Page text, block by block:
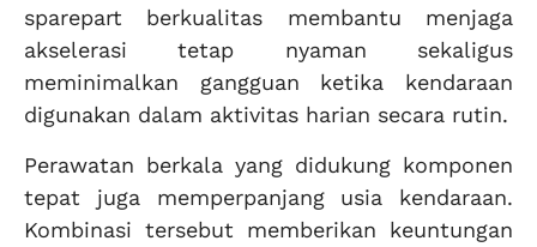
sparepart berkualitas membantu menjaga
akselerasi tetap nyaman sekaligus
meminimalkan gangguan ketika kendaraan
digunakan dalam aktivitas harian secara rutin.
Perawatan berkala yang didukung komponen
tepat juga memperpanjang usia kendaraan.
Kombinasi tersebut memberikan keuntungan